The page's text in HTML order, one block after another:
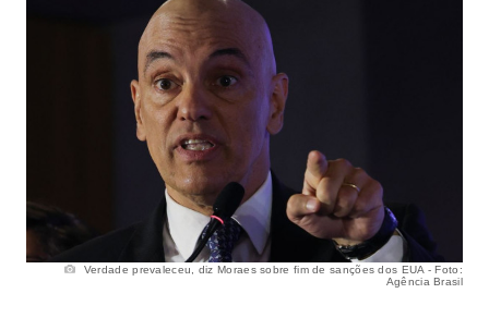
Verdade prevaleceu, diz Moraes sobre fim de sanções dos EUA - Foto:
Agência Brasil